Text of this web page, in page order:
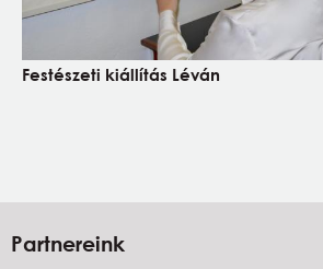
Festészeti kiállítás Léván
Partnereink